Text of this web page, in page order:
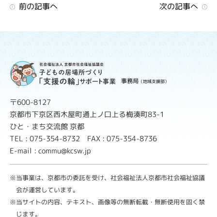
前の記事へ 次の記事へ
事務局 （地域支援部）
〒600-8127
京都市下京区西木屋町通上ノ口上る梅湊町83-1
ひと・まち交流館 京都
TEL : 075-354-8732 FAX : 075-354-8736
E-mail : commu@kcsw.jp
※当事業は、京都市の委託を受け、社会福祉法人京都市社会福祉協議
会が運営しています。
※当サイトの内容、テキスト、画像等の無断転載・無断使用を固く禁
じます。